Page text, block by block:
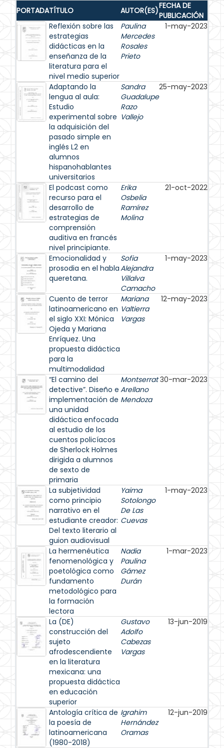
PORTADATÍTULO AUTOR(ES)FECHA DE
PUBLICACIÓN
Reflexión sobre las
estrategias
didácticas en la
enseñanza de la
literatura para el
nivel medio superior
Paulina
Mercedes
Rosales
Prieto
1-may-2023
Adaptando la
lengua al aula:
Estudio
experimental sobre
la adquisición del
pasado simple en
inglés L2 en
alumnos
hispanohablantes
universitarios
Sandra
Guadalupe
Razo
Vallejo
25-may-2023
El podcast como
recurso para el
desarrollo de
estrategias de
comprensión
auditiva en francés
nivel principiante.
Erika
Osbelia
Ramírez
Molina
21-oct-2022
Emocionalidad y
prosodia en el habla
queretana.
Sofia
Alejandra
Villalva
Camacho
1-may-2023
Cuento de terror
latinoamericano en
el siglo XXI: Mónica
Ojeda y Mariana
Enríquez. Una
propuesta didáctica
para la
multimodalidad
Mariana
Valtierra
Vargas
12-may-2023
“El camino del
detective”. Diseño e
implementación de
una unidad
didáctica enfocada
al estudio de los
cuentos policíacos
de Sherlock Holmes
dirigida a alumnos
de sexto de
primaria
Montserrat
Arellano
Mendoza
30-mar-2023
La subjetividad
como principio
narrativo en el
estudiante creador:
Del texto literario al
guion audiovisual
Yaima
Sotolongo
De Las
Cuevas
1-may-2023
La hermenéutica
fenomenológica y
poetológica como
fundamento
metodológico para
la formación
lectora
Nadia
Paulina
Gámez
Durán
1-mar-2023
La (DE)
construcción del
sujeto
afrodescendiente
en la literatura
mexicana: una
propuesta didáctica
en educación
superior
Gustavo
Adolfo
Cabezas
Vargas
13-jun-2019
Antología crítica de
la poesía de
latinoamericana
(1980-2018)
Igrahim
Hernández
Oramas
12-jun-2019